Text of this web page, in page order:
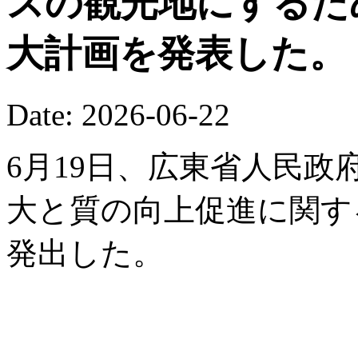
大計画を発表した。
Date: 2026-06-22
6月19日、広東省人民政
大と質の向上促進に関
発出した。